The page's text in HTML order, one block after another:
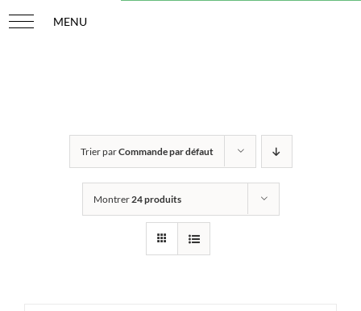
au
Trier parCommande par défaut
Montrer 24 produits